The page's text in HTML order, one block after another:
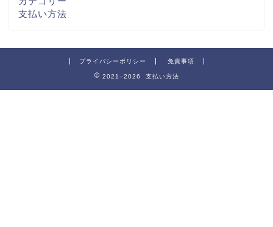
支払い方法
プライバシーポリシー 免責事項
2021–2026 支払い方法